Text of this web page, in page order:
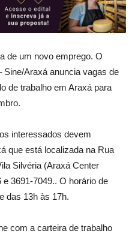
de um novo emprego. O
Sine/Araxá anuncia vagas de
de trabalho em Araxá para
interessados devem
que está localizada na Rua
Silvéria (Araxá Center
e 3691-7049.. O horário de
das 13h às 17h.
com a carteira de trabalho